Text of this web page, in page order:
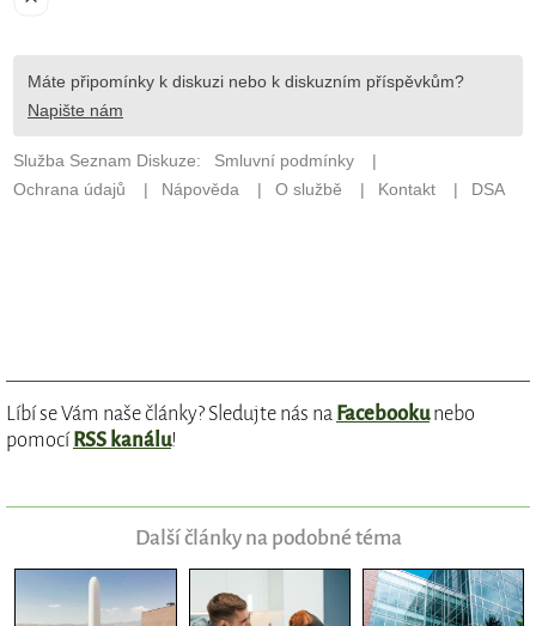
Líbí se Vám naše články? Sledujte nás na Facebookunebo
pomocí RSS kanálu!
Další články na podobné téma